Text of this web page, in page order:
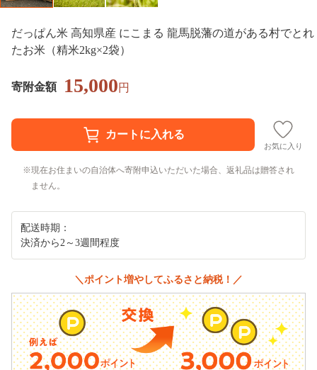
だっぱん米 高知県産 にこまる 龍馬脱藩の道がある村でとれ
たお米（精米2kg×2袋）
寄附金額 15,000円
お気に入り
現在お住まいの自治体へ寄附申込いただいた場合、返礼品は贈答され
ません。
配送時期：
決済から2～3週間程度
＼ポイント増やしてふるさと納税！／